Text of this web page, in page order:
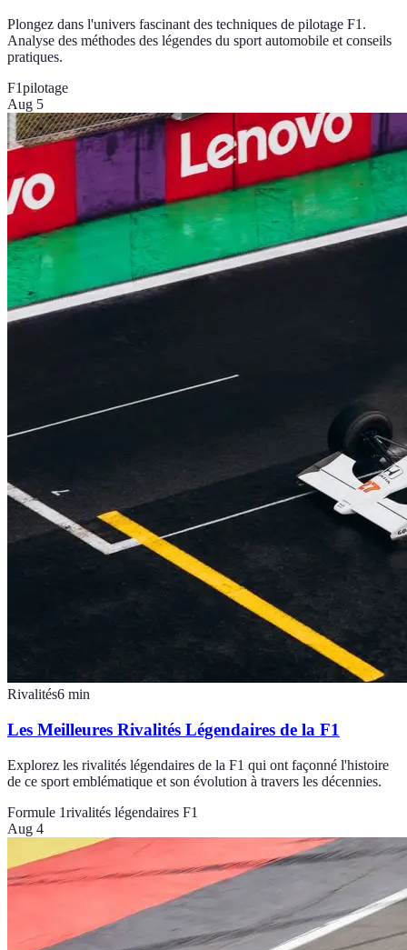
Plongez dans l'univers fascinant des techniques de pilotage F1.
Analyse des méthodes des légendes du sport automobile et conseils
pratiques.
F1pilotage
Aug 5
Rivalités6 min
Les Meilleures Rivalités Légendaires de la F1
Explorez les rivalités légendaires de la F1 qui ont façonné l'histoire
de ce sport emblématique et son évolution à travers les décennies.
Formule 1rivalités légendaires F1
Aug 4